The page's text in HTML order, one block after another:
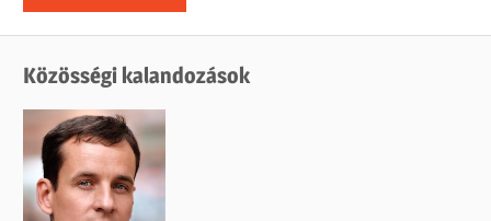
Közösségi kalandozások